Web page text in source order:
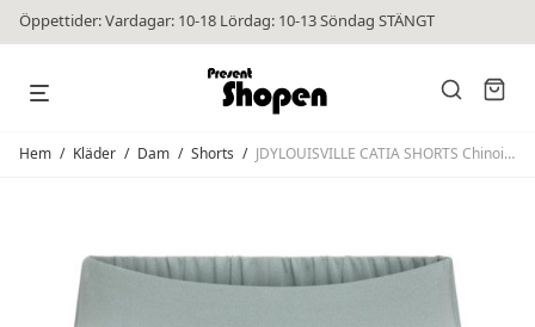
Öppettider: Vardagar: 10-18 Lördag: 10-13 Söndag STÄNGT
Hem / Kläder / Dam / Shorts / JDYLOUISVILLE CATIA SHORTS Chinoise Green